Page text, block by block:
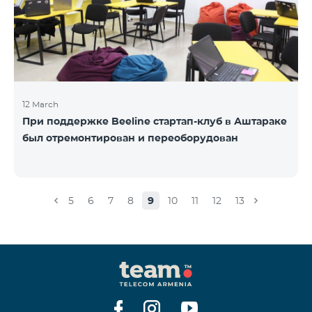
12 March
При поддержке Beeline стартап-клуб в Аштараке
был отремонтирован и переоборудован
5 6 7 8 9 10 11 12 13